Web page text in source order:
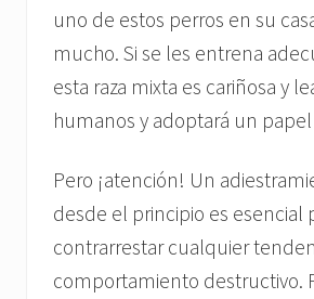
uno de estos perros en su
mucho. Si se les entrena
esta raza mixta es cariñosa y
humanos y adoptará un
Pero ¡atención! Un
desde el principio es esencial
contrarrestar cualquier
comportamiento destructivo.